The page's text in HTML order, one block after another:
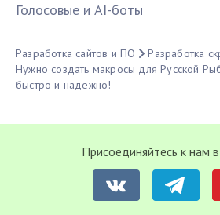
Голосовые и AI-боты
Разработка сайтов и ПО
Разработка
Нужно создать макросы для Русской
быстро и надежно!
Присоединяйтесь к нам